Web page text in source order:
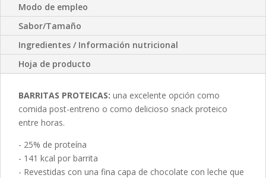
Modo de empleo
Sabor/Tamaño
Ingredientes / Información nutricional
Hoja de producto
BARRITAS PROTEICAS: una excelente opción como
comida post-entreno o como delicioso snack proteico
entre horas.
- 25% de proteína
- 141 kcal por barrita
- Revestidas con una fina capa de chocolate con leche que